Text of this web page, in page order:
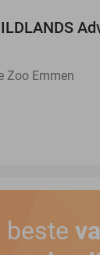
Zoo Emmen
beste